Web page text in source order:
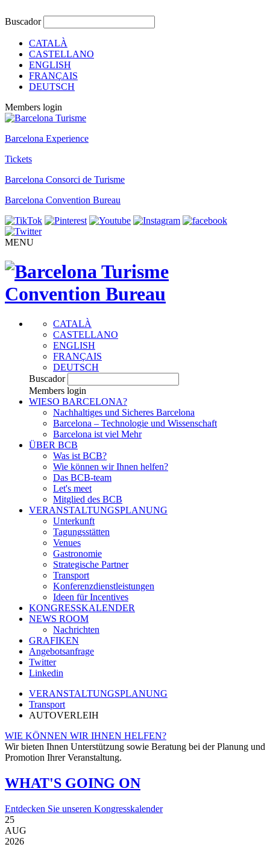
Buscador
CATALÀ
CASTELLANO
ENGLISH
FRANÇAIS
DEUTSCH
Members login
Barcelona Experience
Tickets
Barcelona Consorci de Turisme
Barcelona Convention Bureau
MENU
CATALÀ
CASTELLANO
ENGLISH
FRANÇAIS
DEUTSCH
Buscador
Members login
WIESO BARCELONA?
Nachhaltiges und Sicheres Barcelona
Barcelona – Technologie und Wissenschaft
Barcelona ist viel Mehr
ÜBER BCB
Was ist BCB?
Wie können wir Ihnen helfen?
Das BCB-team
Let's meet
Mitglied des BCB
VERANSTALTUNGSPLANUNG
Unterkunft
Tagungsstätten
Venues
Gastronomie
Strategische Partner
Transport
Konferenzdienstleistungen
Ideen für Incentives
KONGRESSKALENDER
NEWS ROOM
Nachrichten
GRAFIKEN
Angebotsanfrage
Twitter
Linkedin
VERANSTALTUNGSPLANUNG
Transport
AUTOVERLEIH
WIE KÖNNEN WIR IHNEN HELFEN?
Wir bieten Ihnen Unterstützung sowie Beratung bei der Planung und
Promotion Ihrer Veranstaltung.
WHAT'S GOING ON
Entdecken Sie unseren Kongresskalender
25
AUG
2026